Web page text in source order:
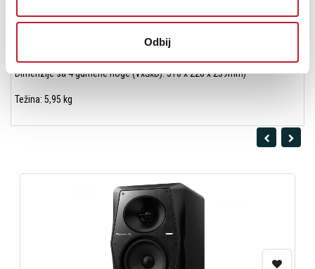
Odbij
Visokotonac: 25 mm (1") sa aluminijski obrnutom kalotom
Konstrukcija: 0,6 "(15 mm) završni sloj od medijapana, crni vinil i boja
Dimenzije sa 4 gumene noge (VxŠxD): 310 x 228 x 239mm)
Težina: 5,95 kg